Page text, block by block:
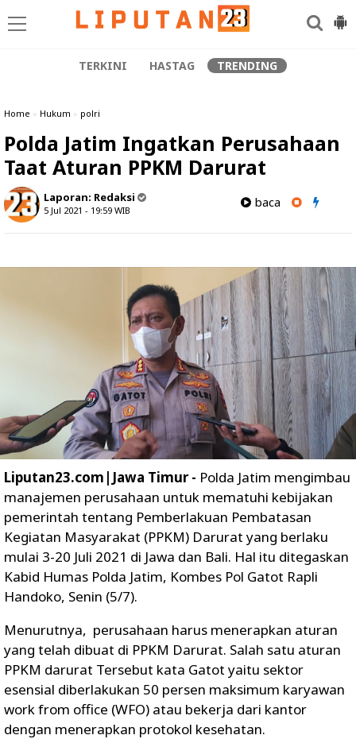
TERKINI HASTAG TRENDING
Home » Hukum » polri
Polda Jatim Ingatkan Perusahaan
Taat Aturan PPKM Darurat
Laporan: Redaksi
5 Jul 2021 - 19:59 WIB
baca
Liputan23.com|Jawa Timur - Polda Jatim mengimbau
manajemen perusahaan untuk mematuhi kebijakan
pemerintah tentang Pemberlakuan Pembatasan
Kegiatan Masyarakat (PPKM) Darurat yang berlaku
mulai 3-20 Juli 2021 di Jawa dan Bali. Hal itu ditegaskan
Kabid Humas Polda Jatim, Kombes Pol Gatot Rapli
Handoko, Senin (5/7).
Menurutnya, perusahaan harus menerapkan aturan
yang telah dibuat di PPKM Darurat. Salah satu aturan
PPKM darurat Tersebut kata Gatot yaitu sektor
esensial diberlakukan 50 persen maksimum karyawan
work from office (WFO) atau bekerja dari kantor
dengan menerapkan protokol kesehatan.